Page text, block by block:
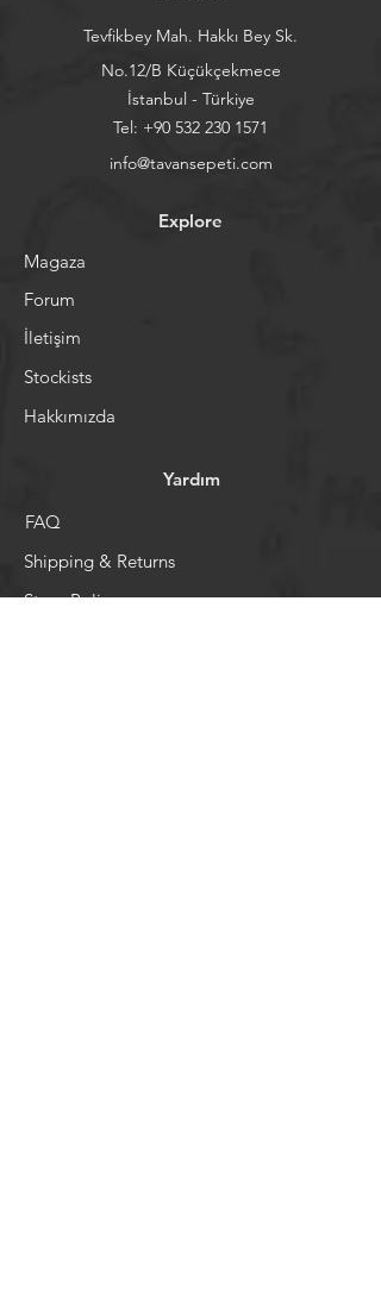
Tevfikbey Mah. Hakkı Bey Sk.
No.12/B Küçükçekmece
İstanbul - Türkiye
Tel: +90 532 230 1571
info@tavansepeti.com
Explore
Magaza
Forum
İletişim
Stockists
Hakkımızda
Yardım
FAQ
Shipping & Returns
Store Policy